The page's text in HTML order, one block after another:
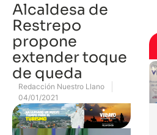
Alcaldesa de
Restrepo
propone
extender toque
de queda
Redacción Nuestro Llano
04/01/2021